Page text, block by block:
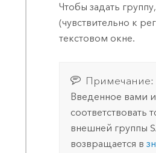
Чтобы задать
(чувствительно к
текстовом окне.
Примечание:
Введенное вами
соответствовать
внешней группы
возвращается в